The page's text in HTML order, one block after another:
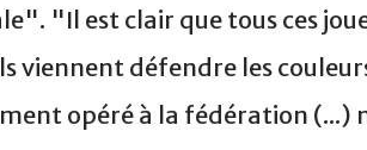
"Il est clair que tous ces
viennent défendre les
opéré à la fédération